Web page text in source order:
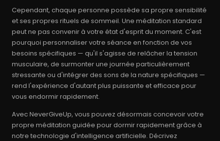
Cependant, chaque personne possède sa propre sensibilité
et ses propres rituels de sommeil. Une méditation standard
peut ne pas convenir à votre état d'esprit du moment. C'est
pourquoi personnaliser votre séance en fonction de vos
besoins spécifiques — qu'il s'agisse de relâcher la tension
musculaire, de surmonter une journée particulièrement
stressante ou d'intégrer des sons de la nature spécifiques —
rend l'expérience d'autant plus puissante et efficace pour
vous endormir rapidement.
Avec NeverGiveUp, vous pouvez désormais concevoir votre
propre méditation guidée pour dormir rapidement grâce à
notre technologie d'intelligence artificielle. Décrivez